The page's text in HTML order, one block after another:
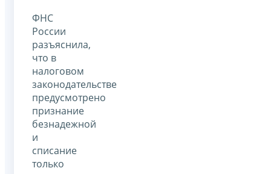
ФНС
России
разъяснила,
что в
налоговом
законодательстве
предусмотрено
признание
безнадежной
и
списание
только